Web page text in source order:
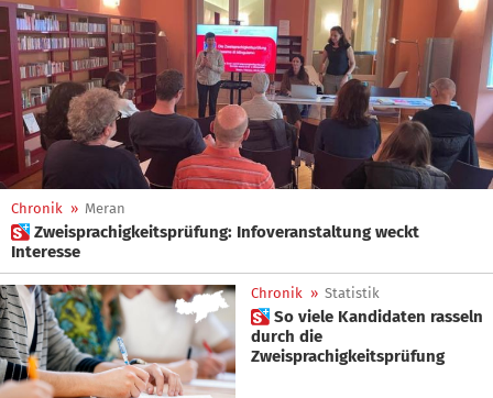
Chronik » Meran
 Zweisprachigkeitsprüfung: Infoveranstaltung weckt
Interesse
Chronik » Statistik
 So viele Kandidaten rasseln
durch die
Zweisprachigkeitsprüfung